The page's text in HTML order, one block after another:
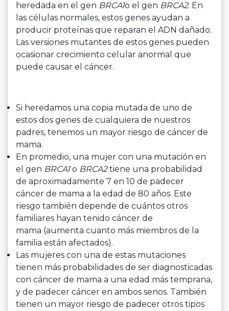
heredada en el gen BRCA1o el gen BRCA2. En
las células normales, estos genes ayudan a
producir proteínas que reparan el ADN dañado.
Las versiones mutantes de estos genes pueden
ocasionar crecimiento celular anormal que
puede causar el cáncer.
Si heredamos una copia mutada de uno de
estos dos genes de cualquiera de nuestros
padres, tenemos un mayor riesgo de cáncer de
mama.
En promedio, una mujer con una mutación en
el gen BRCA1o BRCA2tiene una probabilidad
de aproximadamente 7 en 10 de padecer
cáncer de mama a la edad de 80 años. Este
riesgo también depende de cuántos otros
familiares hayan tenido cáncer de
mama (aumenta cuanto más miembros de la
familia están afectados).
Las mujeres con una de estas mutaciones
tienen más probabilidades de ser diagnosticadas
con cáncer de mama a una edad más temprana,
y de padecer cáncer en ambos senos. También
tienen un mayor riesgo de padecer otros tipos